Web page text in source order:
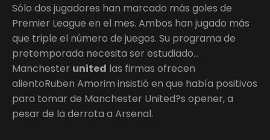
Sólo dos jugadores han marcado más goles de
Premier League en el mes. Ambos han jugado más
que triple el número de juegos. Su programa de
pretemporada necesita ser estudiado…
Manchester united las firmas ofrecen
alientoRuben Amorim insistió en que había positivos
para tomar de Manchester United?s opener, a
pesar de la derrota a Arsenal.